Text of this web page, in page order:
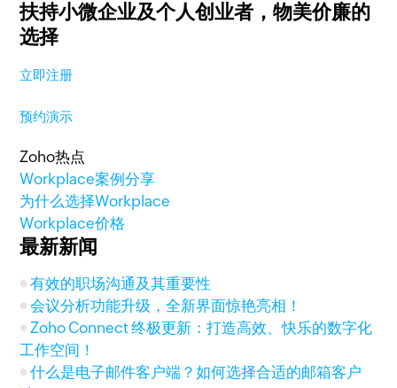
扶持小微企业及个人创业者，物美价廉的
选择
立即注册
预约演示
Zoho热点
Workplace案例分享
为什么选择Workplace
Workplace价格
最新新闻
有效的职场沟通及其重要性
会议分析功能升级，全新界面惊艳亮相！
Zoho Connect 终极更新：打造高效、快乐的数字化
工作空间！
什么是电子邮件客户端？如何选择合适的邮箱客户